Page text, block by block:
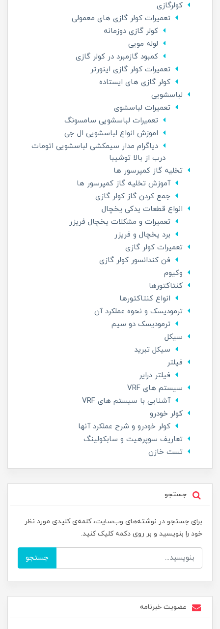
کولرگازی
تعمیرات کولر گازی های معمولی
کولر گازی دوزمانه
لوله مویی
کمبود گازمبرد در کولر گازی
تعمیرات کولر گازی اینورتر
کولر گازی های ایستاده
لباسشویی
تعمیرات لباسشوی
تعمیرات لباسشویی سامسونگ
اموزش انواع لباسشویی ال جی
دیاگرام مدار سیمکشی لباسشویی اتومات
درب از بالا توشیبا
تخلیه گاز کمپرسور ها
آموزش تخلیه گاز کمپرسور ها
جمع کردن گاز کولر گازی
انواع قطعات یدکی یخچال
تعمیرات و مشکلات یخچال فریزر
برد یخچال و فریزر
تعمیرات کولر گازی
فن کندانسور کولر گازی
وکیوم
کنتاکتورها
انواع کنتاکتورها
ترمودیسک و نحوه عملکرد آن
ترمودیسک دو سیم
سیکل
سیکل تبرید
فیلتر
فیلتر درایر
سیستم های VRF
آشنایی با سیستم های VRF
کولر خودرو
کولر خودرو و شرح عملکرد آنها
تعاریف سوپرهیت و سابکولینگ
تست خازن
جستجو
برای جستجو در نوشته‌های وب‌سایت، کلمه‌ی کلیدی مورد نظر
خود را بنویسید و بر روی دکمه کلیک کنید.
جستجو
عضویت خبرنامه